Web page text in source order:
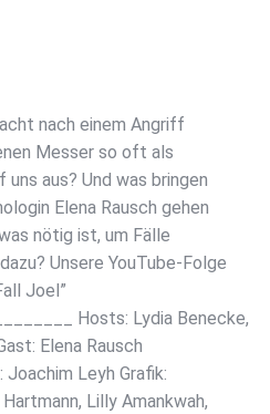
nach einem Angriff
Messer so oft als
aus? Und was bringen
Elena Rausch gehen
nötig ist, um Fälle
Unsere YouTube-Folge
Joel”
Hosts: Lydia Benecke,
Elena Rausch
Leyh Grafik:
Lilly Amankwah,